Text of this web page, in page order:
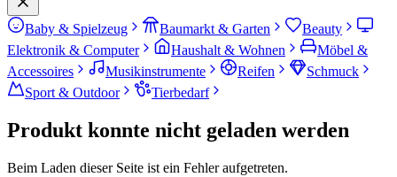
Baby & Spielzeug Baumarkt & Garten
Beauty
Elektronik & Computer
Haushalt & Wohnen
Möbel &
Accessoires
Musikinstrumente Reifen
Schmuck
Sport & Outdoor
Tierbedarf
Produkt konnte nicht geladen werden
Beim Laden dieser Seite ist ein Fehler aufgetreten.